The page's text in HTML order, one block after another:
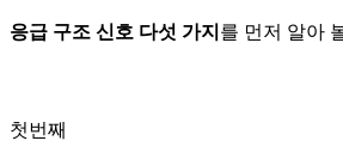
응급 구조 신호 다섯 가지 를 먼저 알아
첫번째